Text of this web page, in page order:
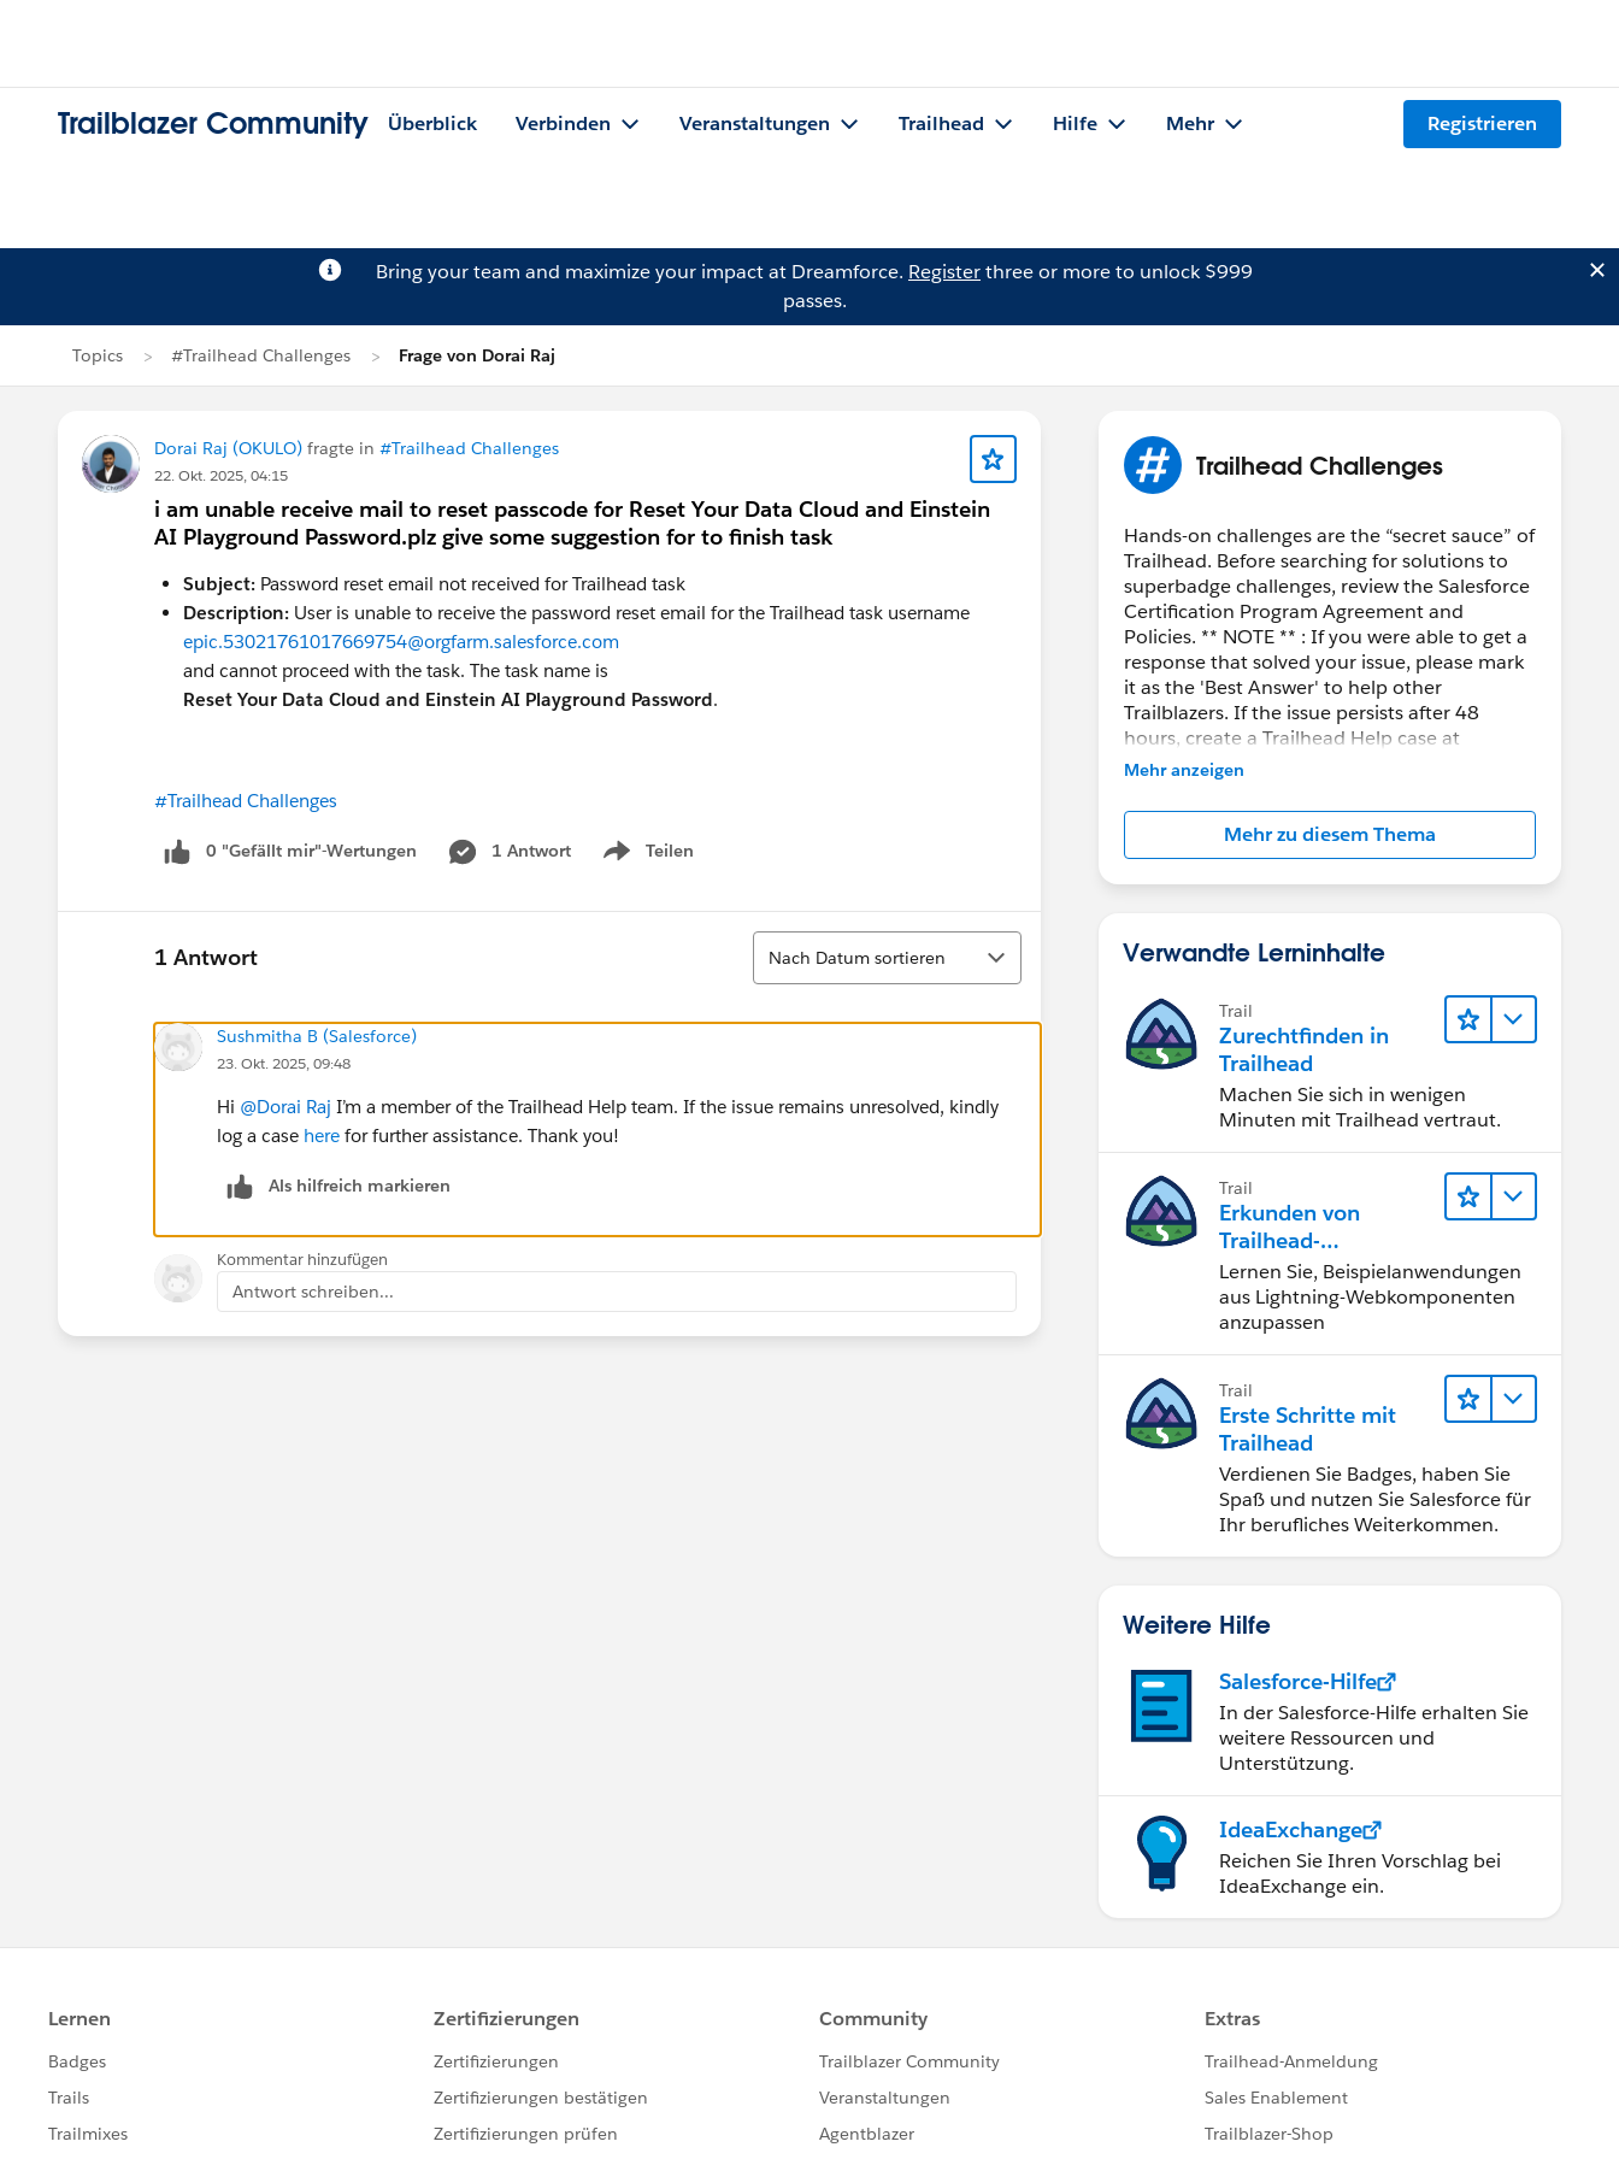
Trailblazer Community Überblick Verbinden Veranstaltungen Trailhead Hilfe Mehr Registrieren
Bring your team and maximize your impact at Dreamforce. Registerthree or more to unlock $999
passes.
Topics #Trailhead Challenges Frage von Dorai Raj
Dorai Raj (OKULO) fragte in #Trailhead Challenges
22. Okt. 2025, 04:15
i am unable receive mail to reset passcode for Reset Your Data Cloud and Einstein
AI Playground Password.plz give some suggestion for to finish task
Subject: Password reset email not received for Trailhead task
Description: User is unable to receive the password reset email for the Trailhead task username
epic.53021761017669754@orgfarm.salesforce.com
and cannot proceed with the task. The task name is
Reset Your Data Cloud and Einstein AI Playground Password.
#Trailhead Challenges
0 "Gefällt mir"-Wertungen 1 Antwort Teilen
Show menu
1 Antwort
Sortieren
Nach Datum sortieren
Sushmitha B (Salesforce)
23. Okt. 2025, 09:48
Hi @Dorai Raj I’m a member of the Trailhead Help team. If the issue remains unresolved, kindly
log a case here for further assistance. Thank you!
Als hilfreich markieren
Kommentar hinzufügen
Antwort schreiben...
Trailhead Challenges
Hands-on challenges are the “secret sauce” of
Trailhead. Before searching for solutions to
superbadge challenges, review the Salesforce
Certification Program Agreement and
Policies. ** NOTE ** : If you were able to get a
response that solved your issue, please mark
it as the 'Best Answer' to help other
Trailblazers. If the issue persists after 48
hours, create a Trailhead Help case at
https://help.salesforce.com/s/support
Mehr anzeigen
Mehr zu diesem Thema
Verwandte Lerninhalte
Trail
Zurechtfinden in
Trailhead
Machen Sie sich in wenigen
Minuten mit Trailhead vertraut.
Trail
Erkunden von
Trailhead-
Beispielanwendunge
n
Lernen Sie, Beispielanwendungen
aus Lightning-Webkomponenten
anzupassen
Trail
Erste Schritte mit
Trailhead
Verdienen Sie Badges, haben Sie
Spaß und nutzen Sie Salesforce für
Ihr berufliches Weiterkommen.
Weitere Hilfe
Salesforce-Hilfe
In der Salesforce-Hilfe erhalten Sie
weitere Ressourcen und
Unterstützung.
IdeaExchange
Reichen Sie Ihren Vorschlag bei
IdeaExchange ein.